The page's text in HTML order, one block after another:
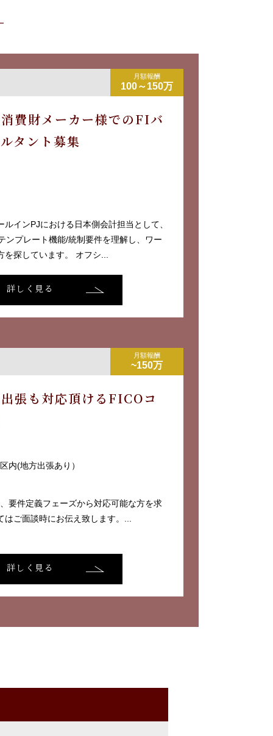
月額報酬
100～150万
消費財メーカー様でのFIバ
タント募集
インPJにおける日本側会計担当として、
ンプレート機能/統制要件を理解し、ワー
探しています。 オフシ...
詳しく見る
月額報酬
~150万
出張も対応頂けるFICOコ
内(地方出張あり）
要件定義フェーズから対応可能な方を求
ご面談時にお伝え致します。...
詳しく見る